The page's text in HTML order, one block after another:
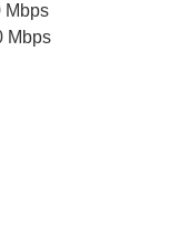
Mbps
Mbps